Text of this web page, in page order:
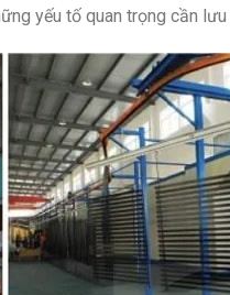
yếu tố quan trọng cần